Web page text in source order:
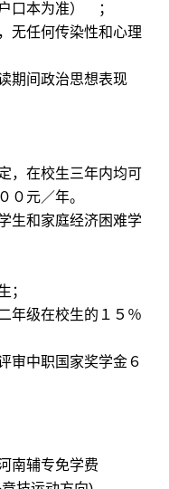
口本为准） ；
无任何传染性和心理
期间政治思想表现
，在校生三年内均可
元／年。
生和家庭经济困难学
生；
年级在校生的１５％
审中职国家奖学金６
南辅专免学费